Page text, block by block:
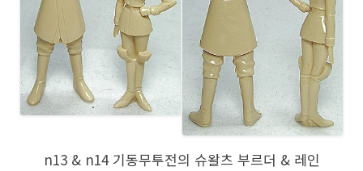
n13 & n14 기동무투전의 슈왈츠 부르더 & 레인